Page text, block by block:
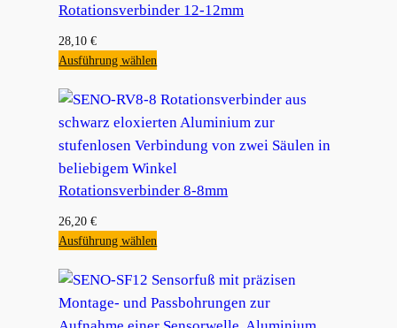
Rotationsverbinder 12-12mm
28,10€
Ausführung wählen
Rotationsverbinder 8-8mm
26,20€
Ausführung wählen